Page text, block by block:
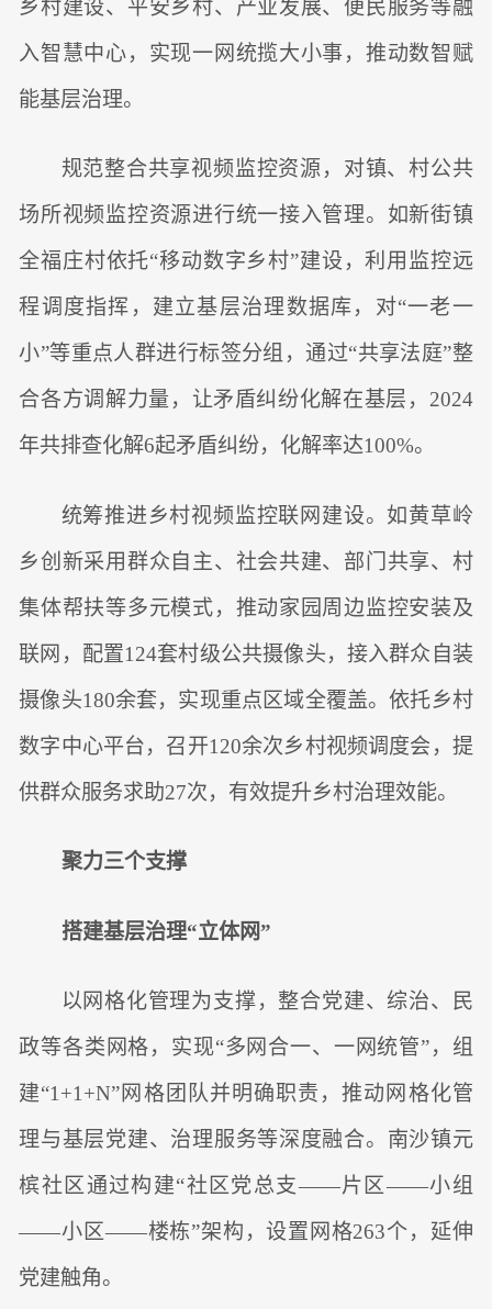
乡村建设、平安乡村、产业发展、便民服务等融
入智慧中心，实现一网统揽大小事，推动数智赋
能基层治理。
规范整合共享视频监控资源，对镇、村公共
场所视频监控资源进行统一接入管理。如新街镇
全福庄村依托“移动数字乡村”建设，利用监控远
程调度指挥，建立基层治理数据库，对“一老一
小”等重点人群进行标签分组，通过“共享法庭”整
合各方调解力量，让矛盾纠纷化解在基层，2024
年共排查化解6起矛盾纠纷，化解率达100%。
统筹推进乡村视频监控联网建设。如黄草岭
乡创新采用群众自主、社会共建、部门共享、村
集体帮扶等多元模式，推动家园周边监控安装及
联网，配置124套村级公共摄像头，接入群众自装
摄像头180余套，实现重点区域全覆盖。依托乡村
数字中心平台，召开120余次乡村视频调度会，提
供群众服务求助27次，有效提升乡村治理效能。
聚力三个支撑
搭建基层治理“立体网”
以网格化管理为支撑，整合党建、综治、民
政等各类网格，实现“多网合一、一网统管”，组
建“1+1+N”网格团队并明确职责，推动网格化管
理与基层党建、治理服务等深度融合。南沙镇元
槟社区通过构建“社区党总支——片区——小组
——小区——楼栋”架构，设置网格263个，延伸
党建触角。